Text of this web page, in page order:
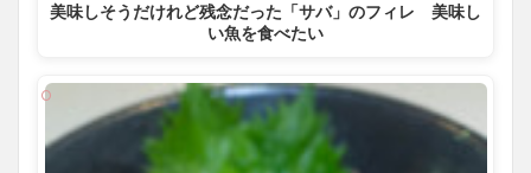
美味しそうだけれど残念だった「サバ」のフィレ 美味し
い魚を食べたい